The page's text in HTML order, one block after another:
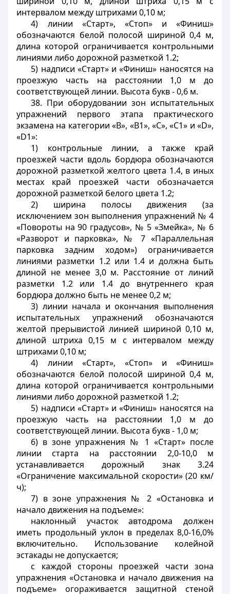
интервалом между штрихами 0,10 м;
4) линии «Старт», «Стоп» и «Финиш»
обозначаются белой полосой шириной 0,4 м,
длина которой ограничивается контрольными
линиями либо дорожной разметкой 1.2;
5) надписи «Старт» и «Финиш» наносятся на
проезжую часть на расстоянии 1,0 м до
соответствующей линии. Высота букв - 0,6 м.
38. При оборудовании зон испытательных
упражнений первого этапа практического
экзамена на категории «В», «В1», «С», «C1» и «D»,
«D1»:
1) контрольные линии, а также край
проезжей части вдоль бордюра обозначаются
дорожной разметкой желтого цвета 1.4, в иных
местах край проезжей части обозначается
дорожной разметкой белого цвета 1.2;
2) ширина полосы движения (за
исключением зон выполнения упражнений № 4
«Повороты на 90 градусов», № 5 «Змейка», № 6
«Разворот и парковка», № 7 «Параллельная
парковка задним ходом») ограничивается
линиями разметки 1.2 или 1.4 и должна быть
длиной не менее 3,0 м. Расстояние от линий
разметки 1.2 или 1.4 до внутреннего края
бордюра должно быть не менее 0,2 м;
3) линии начала и окончания выполнения
испытательных упражнений обозначаются
желтой прерывистой линией шириной 0,10 м,
длиной штриха 0,15 м с интервалом между
штрихами 0,10 м;
4) линии «Старт», «Стоп» и «Финиш»
обозначаются белой полосой шириной 0,4 м,
длина которой ограничивается контрольными
линиями либо дорожной разметкой 1.2;
5) надписи «Старт» и «Финиш» наносятся на
проезжую часть на расстоянии 1,0 м до
соответствующей линии. Высота букв - 1,0 м;
6) в зоне упражнения № 1 «Старт» после
линии старта на расстоянии 2,0-10,0 м
устанавливается дорожный знак 3.24
«Ограничение максимальной скорости» (20 км/
ч);
7) в зоне упражнения № 2 «Остановка и
начало движения на подъеме»:
наклонный участок автодрома должен
иметь продольный уклон в пределах 8,0-16,0%
включительно. Использование колейной
эстакады не допускается;
с каждой стороны проезжей части зона
упражнения «Остановка и начало движения на
подъеме» огораживается защитной стеной